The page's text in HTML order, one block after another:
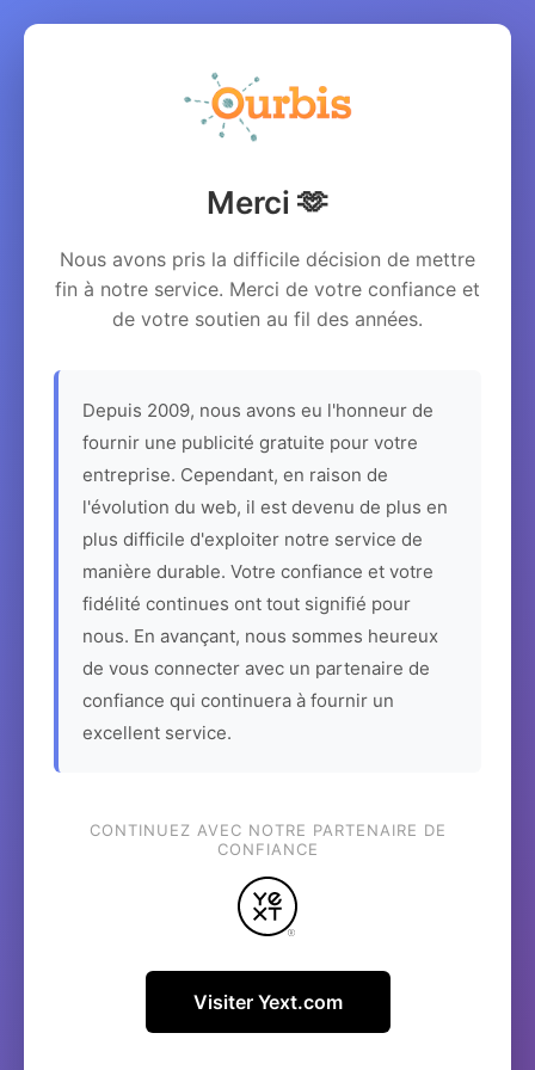
Merci 🫶
Nous avons pris la difficile décision de mettre
fin à notre service. Merci de votre confiance et
de votre soutien au fil des années.
Depuis 2009, nous avons eu l'honneur de
fournir une publicité gratuite pour votre
entreprise. Cependant, en raison de
l'évolution du web, il est devenu de plus en
plus difficile d'exploiter notre service de
manière durable. Votre confiance et votre
fidélité continues ont tout signifié pour
nous. En avançant, nous sommes heureux
de vous connecter avec un partenaire de
confiance qui continuera à fournir un
excellent service.
CONTINUEZ AVEC NOTRE PARTENAIRE DE
CONFIANCE
Visiter Yext.com